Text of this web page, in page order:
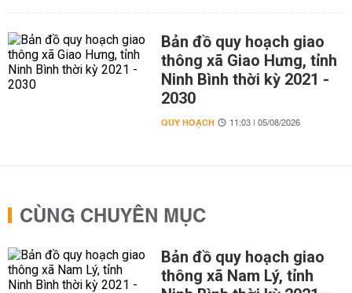
Bản đồ quy hoạch giao
thông xã Giao Hưng, tỉnh
Ninh Bình thời kỳ 2021 -
2030
QUY HOẠCH 11:03 | 05/08/2026
CÙNG CHUYÊN MỤC
Bản đồ quy hoạch giao
thông xã Nam Lý, tỉnh